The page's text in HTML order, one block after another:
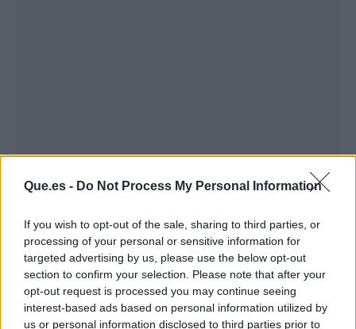
Que.es - Do Not Process My Personal Information
If you wish to opt-out of the sale, sharing to third parties, or
processing of your personal or sensitive information for
targeted advertising by us, please use the below opt-out
section to confirm your selection. Please note that after your
opt-out request is processed you may continue seeing
interest-based ads based on personal information utilized by
us or personal information disclosed to third parties prior to